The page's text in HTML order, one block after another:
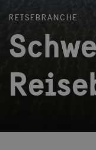
REISEBRANCHE